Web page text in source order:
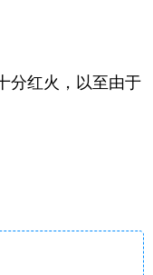
分红火，以至由于